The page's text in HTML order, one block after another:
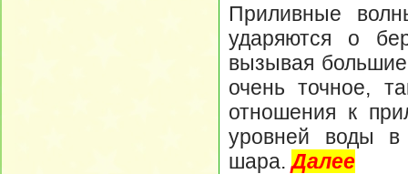
Приливные
ударяются о
вызывая
очень точное,
отношения к
уровней воды в
шара.Далее